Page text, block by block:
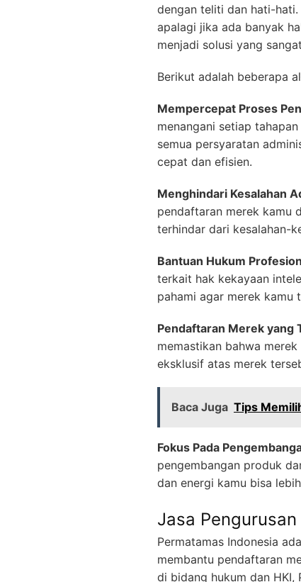
dengan teliti dan hati-
apalagi jika ada banyak
menjadi solusi yang
Berikut adalah beberapa
Mempercepat Proses
menangani setiap
semua persyaratan
cepat dan efisien.
Menghindari Kesalahan
pendaftaran merek kamu
terhindar dari kesalahan-
Bantuan Hukum
terkait hak kekayaan
pahami agar merek kamu
Pendaftaran Merek yang
memastikan bahwa
eksklusif atas merek
Baca Juga Tips
Fokus Pada
pengembangan produk
dan energi kamu bisa
Jasa
Permatamas Indonesia
membantu pendaftaran
di bidang hukum dan HKI,